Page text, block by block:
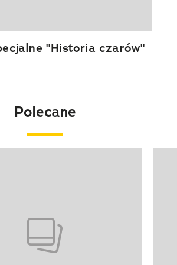
"Historia czarów"
Polecane